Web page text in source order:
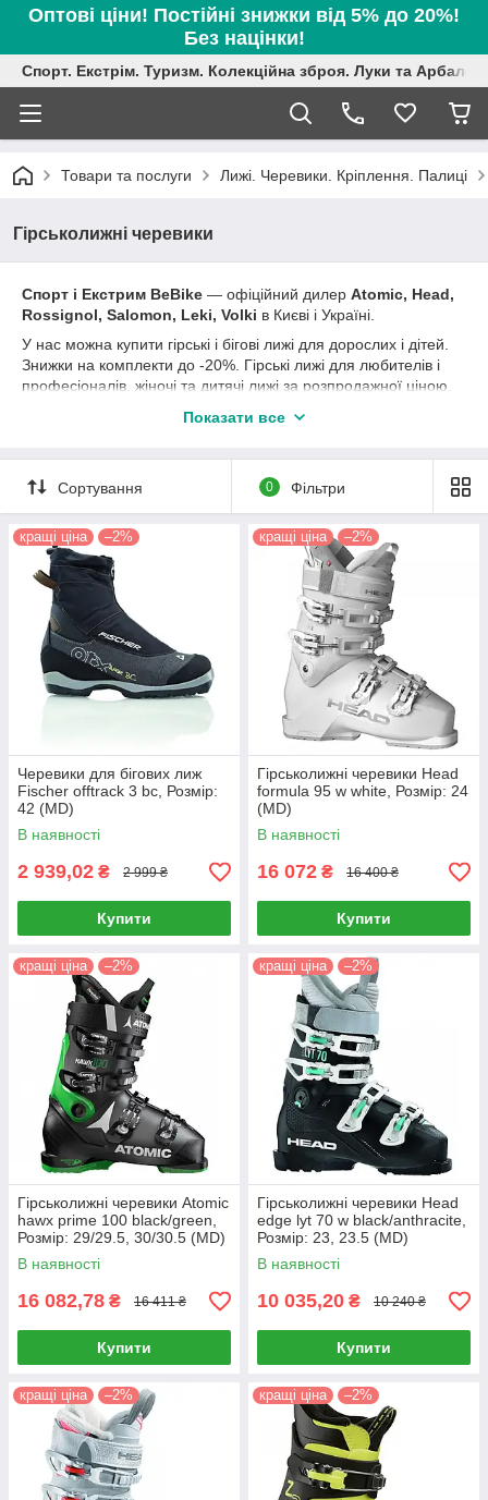
Оптові ціни! Постійні знижки від 5% до 20%!
Без націнки!
Спорт. Екстрім. Туризм. Колекційна зброя. Луки та
Товари та послуги Лижі. Черевики. Кріплення. Палиці
Гірськолижні черевики
Спорт і Екстрим BeBike ― офіційний дилер Atomic, Head,
Rossignol, Salomon, Leki, Volki в Києві і Україні.
У нас можна купити гірські і бігові лижі для дорослих і дітей.
Знижки на комплекти до -20%. Гірські лижі для любителів і
професіоналів, жіночі та дитячі лижі за розпродажної ціною,
йдуть в комплекті з кріпленнями. В асортименті магазину
року, гірськолижні туристичні палиці. Подарунки до кожної
покупці!
Розпродаж попередніх колекцій до -70%!
LikeгрупиСпорт і Екстрим BeBike
Показати все
Сортування 0 Фільтри
кращі ціна –2%
Черевики для бігових лиж
Fischer offtrack 3 bc, Розмір:
42 (MD)
В наявності
2 939,02 ₴ 2 999 ₴
Купити
кращі ціна –2%
Гірськолижні черевики Head
formula 95 w white, Розмір: 24
(MD)
В наявності
16 072 ₴ 16 400 ₴
Купити
кращі ціна –2%
Гірськолижні черевики Atomic
hawx prime 100 black/green,
Розмір: 29/29.5, 30/30.5 (MD)
В наявності
16 082,78 ₴ 16 411 ₴
Купити
кращі ціна –2%
Гірськолижні черевики Head
edge lyt 70 w black/anthracite,
Розмір: 23, 23.5 (MD)
В наявності
10 035,20 ₴ 10 240 ₴
Купити
кращі ціна –2% кращі ціна –2%